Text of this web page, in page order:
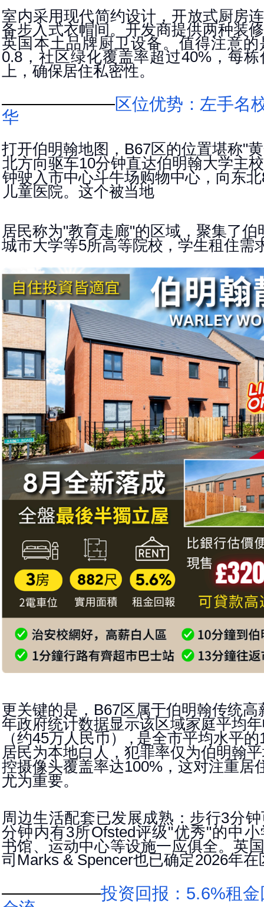
室内采用现代简约设计，开放式厨房
备步入式衣帽间。开发商提供两种装
英国本土品牌厨卫设备。值得注意
0.8，社区绿化覆盖率超过40%，每
上，确保居住私密性。
区位优势：左手名
华
打开伯明翰地图， B67区的位置堪称"
北方向驱车10分钟直达伯明翰大学主校
钟驶入市中心斗牛场购物中心，向东北
儿童医院。这个被当地
居民称为"教育走廊"的区域，聚集了
城市大学等5所高等院校，学生租住需
更关键的是， B67区属于伯明翰传统
年政府统计数据显示该区域家庭平均年
（约45万人民币）， 是全市平均水平的
居民为本地白人，犯罪率仅为伯明翰
控摄像头覆盖率达100%，这对注重居
尤为重要。
周边生活配套已发展成熟：步行3分
分钟内有3所Ofsted评级"优秀"的中小
书馆、运动中心等设施一应俱全。英
司Marks & Spencer也已确定2026年在
投资回报： 5.6%租